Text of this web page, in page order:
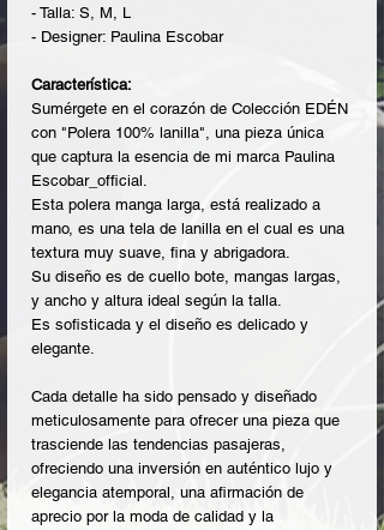
- Talla: S, M, L
- Designer: Paulina Escobar
Característica:
Sumérgete en el corazón de Colección EDÉN
con "Polera 100% lanilla", una pieza única
que captura la esencia de mi marca Paulina
Escobar_official.
Esta polera manga larga, está realizado a
mano, es una tela de lanilla en el cual es una
textura muy suave, fina y abrigadora.
Su diseño es de cuello bote, mangas largas,
y ancho y altura ideal según la talla.
Es sofisticada y el diseño es delicado y
elegante.
Cada detalle ha sido pensado y diseñado
meticulosamente para ofrecer una pieza que
trasciende las tendencias pasajeras,
ofreciendo una inversión en auténtico lujo y
elegancia atemporal, una afirmación de
aprecio por la moda de calidad y la